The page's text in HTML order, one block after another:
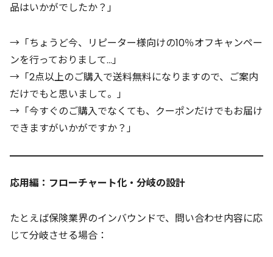
品はいかがでしたか？」
→「ちょうど今、リピーター様向けの10％オフキャンペー
ンを行っておりまして…」
→「2点以上のご購入で送料無料になりますので、ご案内
だけでもと思いまして。」
→「今すぐのご購入でなくても、クーポンだけでもお届け
できますがいかがですか？」
応用編：フローチャート化・分岐の設計
たとえば保険業界のインバウンドで、問い合わせ内容に応
じて分岐させる場合：